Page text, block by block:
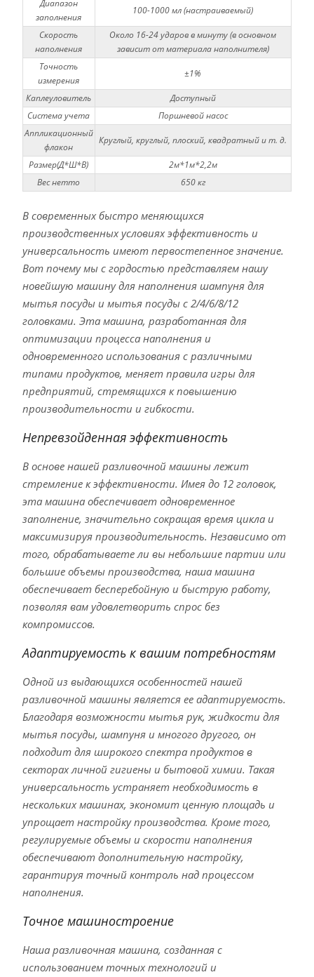
Диапазон
заполнения
100-1000 мл (настраиваемый)
Скорость
наполнения
Около 16-24 ударов в минуту (в основном
зависит от материала наполнителя)
Точность
измерения
±1%
Каплеуловитель
Доступный
Система учета
Поршневой насос
Аппликационный
флакон
Круглый, круглый, плоский, квадратный и т. д.
Размер(Д*Ш*В)
2м*1м*2,2м
Вес нетто
650 кг
В современных быстро меняющихся
производственных условиях эффективность и
универсальность имеют первостепенное значение.
Вот почему мы с гордостью представляем нашу
новейшую машину для наполнения шампуня для
мытья посуды и мытья посуды с 2/4/6/8/12
головками. Эта машина, разработанная для
оптимизации процесса наполнения и
одновременного использования с различными
типами продуктов, меняет правила игры для
предприятий, стремящихся к повышению
производительности и гибкости.
Непревзойденная эффективность
В основе нашей разливочной машины лежит
стремление к эффективности. Имея до 12 головок,
эта машина обеспечивает одновременное
заполнение, значительно сокращая время цикла и
максимизируя производительность. Независимо от
того, обрабатываете ли вы небольшие партии или
большие объемы производства, наша машина
обеспечивает бесперебойную и быструю работу,
позволяя вам удовлетворить спрос без
компромиссов.
Адаптируемость к вашим потребностям
Одной из выдающихся особенностей нашей
разливочной машины является ее адаптируемость.
Благодаря возможности мытья рук, жидкости для
мытья посуды, шампуня и многого другого, он
подходит для широкого спектра продуктов в
секторах личной гигиены и бытовой химии. Такая
универсальность устраняет необходимость в
нескольких машинах, экономит ценную площадь и
упрощает настройку производства. Кроме того,
регулируемые объемы и скорости наполнения
обеспечивают дополнительную настройку,
гарантируя точный контроль над процессом
наполнения.
Точное машиностроение
Наша разливочная машина, созданная с
использованием точных технологий и